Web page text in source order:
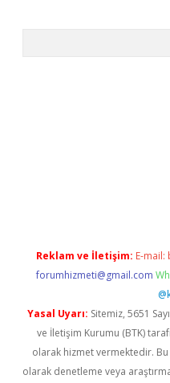
Reklam ve İletişim: E-mail:
forumhizmeti@gmail.com
Yasal Uyarı: Sitemiz, 5651
ve İletişim Kurumu (BTK)
olarak hizmet vermektedir.
olarak denetleme veya